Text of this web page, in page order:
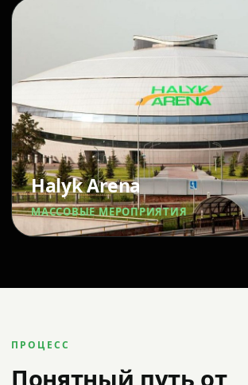
Halyk Arena
МАССОВЫЕ МЕРОПРИЯТИЯ
ПРОЦЕСС
Понятный путь от